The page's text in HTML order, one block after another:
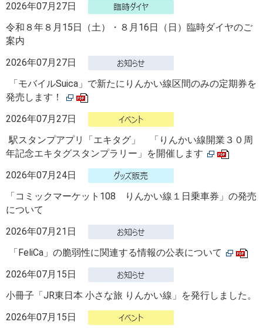
2026年07月27日
令和８年８月15日（土）・８月16日（日）臨時ダイヤのご
案内
2026年07月27日
「モバイルSuica」で新たにりんかい線区間のみの定期券を
発売します！
2026年07月27日
駅スタンプアプリ「エキタグ」 「りんかい線開業３０周
年記念エキタグスタンプラリー」を開催します
2026年07月24日
「コミックマーケット108 りんかい線１日乗車券」の発売
について
2026年07月21日
「FeliCa」の脆弱性に関連する情報の公表について
2026年07月15日
小冊子「JR東日本 小さな旅 りんかい線」を発行しました。
2026年07月15日